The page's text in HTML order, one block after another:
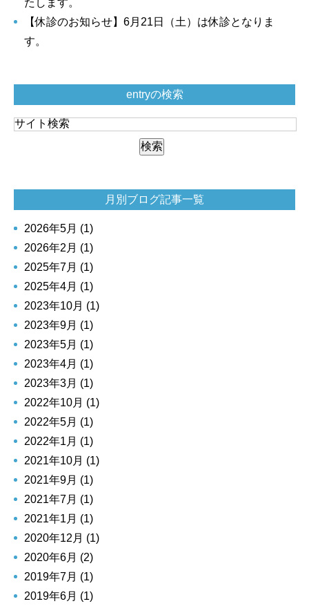
たします。
【休診のお知らせ】6月21日（土）は休診となりま
す。
entryの検索
月別ブログ記事一覧
2026年5月 (1)
2026年2月 (1)
2025年7月 (1)
2025年4月 (1)
2023年10月 (1)
2023年9月 (1)
2023年5月 (1)
2023年4月 (1)
2023年3月 (1)
2022年10月 (1)
2022年5月 (1)
2022年1月 (1)
2021年10月 (1)
2021年9月 (1)
2021年7月 (1)
2021年1月 (1)
2020年12月 (1)
2020年6月 (2)
2019年7月 (1)
2019年6月 (1)